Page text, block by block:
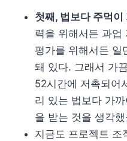
첫째, 법보다 주먹이
력을 위해서든 과업
평가를 위해서든 일
돼 있다. 그래서 가
52시간에 저촉되어
리 있는 법보다 가
을 받는 것을 생각
지금도 프로젝트 조